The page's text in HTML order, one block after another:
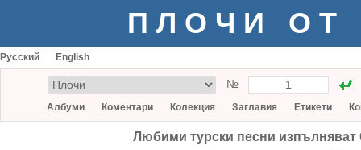
ПЛОЧИ ОТ
Русский English
№
Албуми Коментари Колекция Заглавия Етикети
Любими турски песни изпълняват